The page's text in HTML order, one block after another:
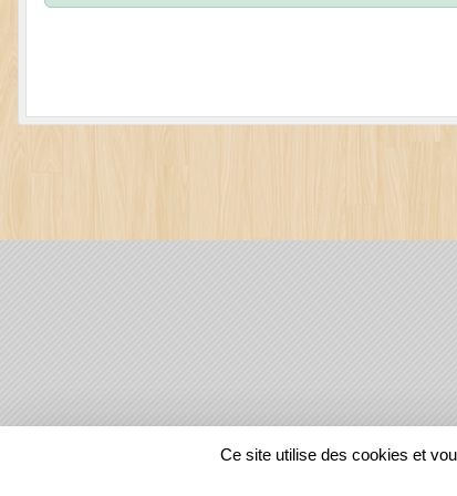
REGIONS
Ce site utilise des cookies et